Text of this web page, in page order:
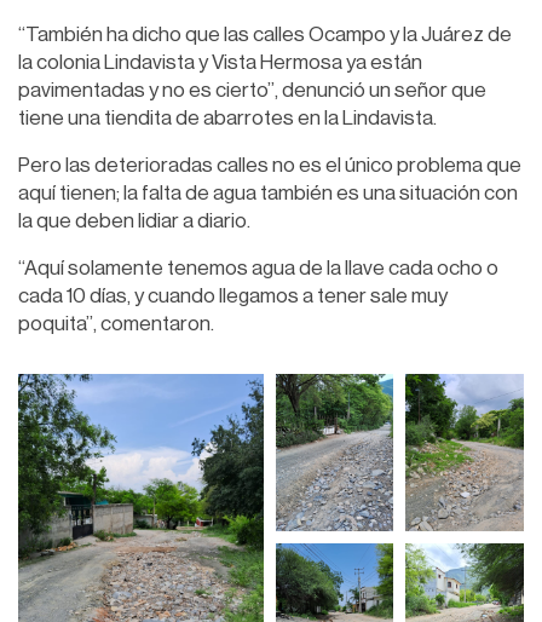
“También ha dicho que las calles Ocampo y la Juárez de
la colonia Lindavista y Vista Hermosa ya están
pavimentadas y no es cierto”, denunció un señor que
tiene una tiendita de abarrotes en la Lindavista.
Pero las deterioradas calles no es el único problema que
aquí tienen; la falta de agua también es una situación con
la que deben lidiar a diario.
“Aquí solamente tenemos agua de la llave cada ocho o
cada 10 días, y cuando llegamos a tener sale muy
poquita”, comentaron.